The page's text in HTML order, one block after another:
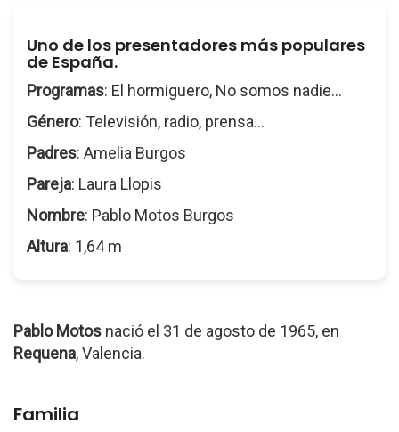
Uno de los presentadores más populares
de España.
Programas: El hormiguero, No somos nadie...
Género: Televisión, radio, prensa...
Padres: Amelia Burgos
Pareja: Laura Llopis
Nombre: Pablo Motos Burgos
Altura: 1,64 m
Pablo Motos nació el 31 de agosto de 1965, en
Requena, Valencia.
Familia